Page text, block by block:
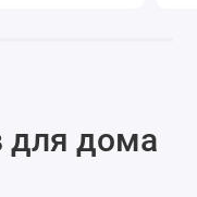
для дома